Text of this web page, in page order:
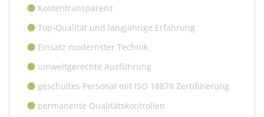
Kostentransparenz
Top-Qualität und langjährige Erfahrung
Einsatz modernster Technik
umweltgerechte Ausführung
geschultes Personal mit ISO 18878 Zertifizierung
permanente Qualitätskontrollen